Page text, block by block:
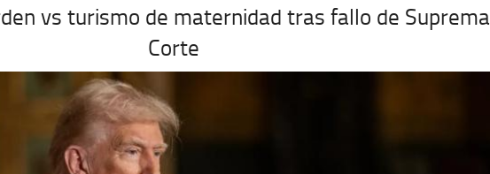
vs turismo de maternidad tras fallo de Suprema
Corte